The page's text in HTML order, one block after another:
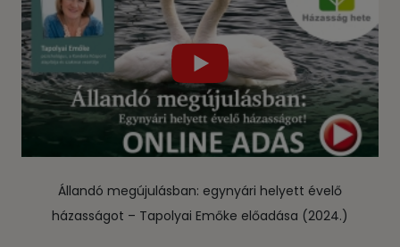
Állandó megújulásban: egynyári helyett évelő
házasságot – Tapolyai Emőke előadása (2024.)